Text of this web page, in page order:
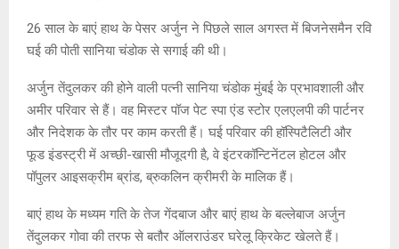
26 साल के बाएं हाथ के पेसर अर्जुन ने पिछले साल अगस्त में बिजनेसमैन रवि
घई की पोती सानिया चंडोक से सगाई की थी।
अर्जुन तेंदुलकर की होने वाली पत्नी सानिया चंडोक मुंबई के प्रभावशाली और
अमीर परिवार से हैं। वह मिस्टर पॉज पेट स्पा एंड स्टोर एलएलपी की पार्टनर
और निदेशक के तौर पर काम करती हैं। घई परिवार की हॉस्पिटैलिटी और
फूड इंडस्ट्री में अच्छी-खासी मौजूदगी है, वे इंटरकॉन्टिनेंटल होटल और
पॉपुलर आइसक्रीम ब्रांड, ब्रुकलिन क्रीमरी के मालिक हैं।
बाएं हाथ के मध्यम गति के तेज गेंदबाज और बाएं हाथ के बल्लेबाज अर्जुन
तेंदुलकर गोवा की तरफ से बतौर ऑलराउंडर घरेलू क्रिकेट खेलते हैं।